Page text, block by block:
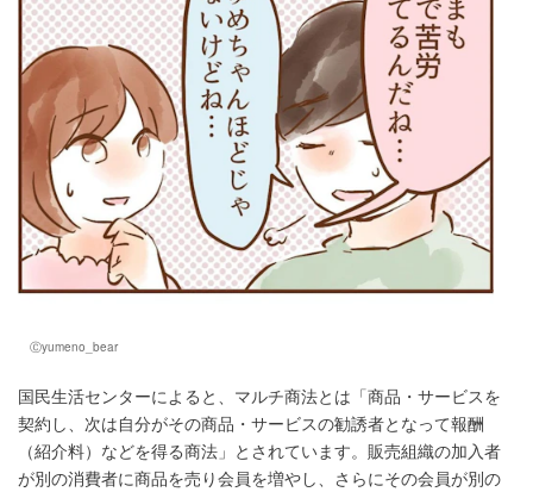
Ⓒyumeno_bear
国民生活センターによると、マルチ商法とは「商品・サービスを
契約し、次は自分がその商品・サービスの勧誘者となって報酬
（紹介料）などを得る商法」とされています。販売組織の加入者
が別の消費者に商品を売り会員を増やし、さらにその会員が別の